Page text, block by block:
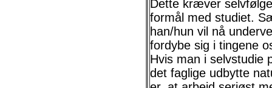
Dette kræver
formål med studiet.
han/hun vil nå
fordybe sig i tingene
Hvis man i selvstudie
det faglige udbytte